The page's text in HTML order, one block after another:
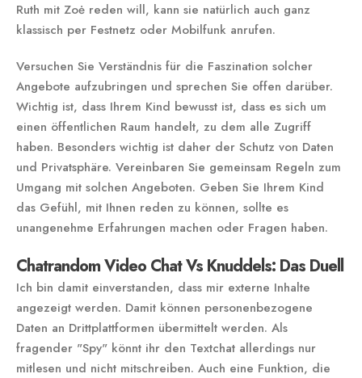
Ruth mit Zoė reden will, kann sie natürlich auch ganz
klassisch per Fest­netz oder Mobil­funk anrufen.
Versuchen Sie Verständnis für die Faszination solcher
Angebote aufzubringen und sprechen Sie offen darüber.
Wichtig ist, dass Ihrem Kind bewusst ist, dass es sich um
einen öffentlichen Raum handelt, zu dem alle Zugriff
haben. Besonders wichtig ist daher der Schutz von Daten
und Privatsphäre. Vereinbaren Sie gemeinsam Regeln zum
Umgang mit solchen Angeboten. Geben Sie Ihrem Kind
das Gefühl, mit Ihnen reden zu können, sollte es
unangenehme Erfahrungen machen oder Fragen haben.
Chatrandom Video Chat Vs Knuddels: Das Duell
Ich bin damit einverstanden, dass mir externe Inhalte
angezeigt werden. Damit können personenbezogene
Daten an Drittplattformen übermittelt werden. Als
fragender "Spy" könnt ihr den Textchat allerdings nur
mitlesen und nicht mitschreiben. Auch eine Funktion, die